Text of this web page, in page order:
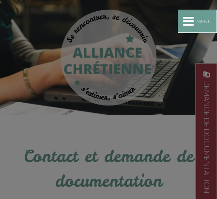
MENU
DEMANDE DE DOCUMENTATION
Contact et demande de
documentation